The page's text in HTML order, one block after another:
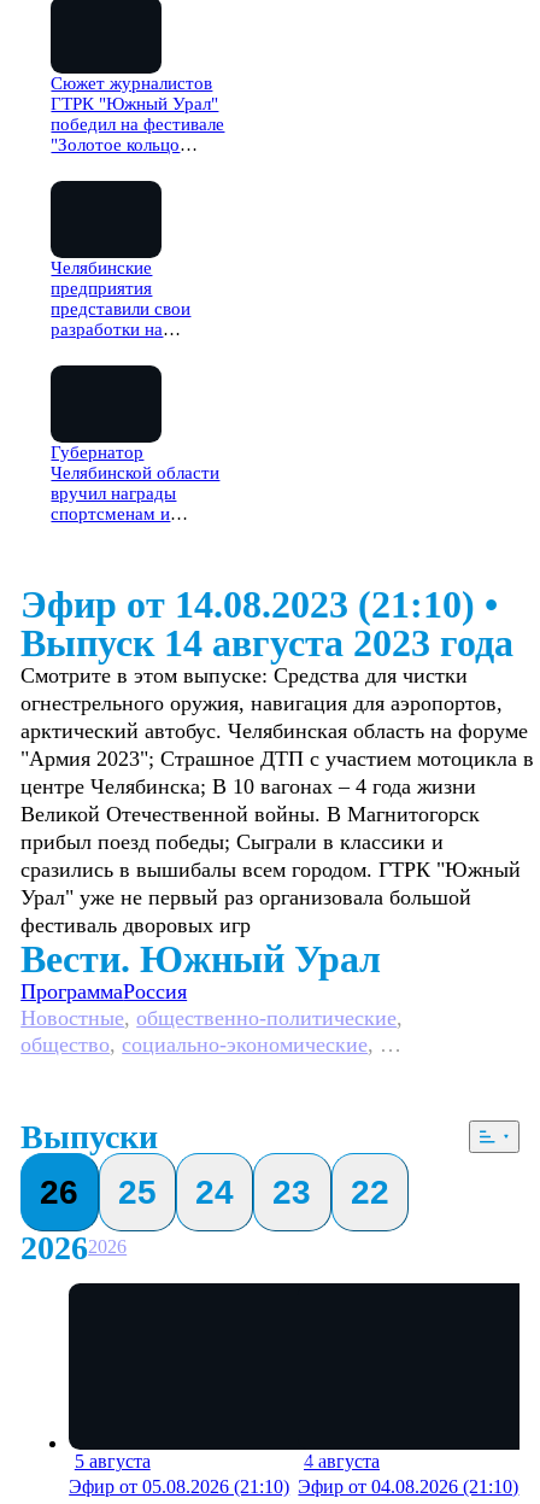
Сюжет журналистов
ГТРК "Южный Урал"
победил на фестивале
"Золотое кольцо
Челябинские
предприятия
представили свои
разработки на
"Армия-2023"
Губернатор
Челябинской области
вручил награды
спортсменам и
Эфир от 14.08.2023 (21:10) •
Выпуск 14 августа 2023 года
Смотрите в этом выпуске: Средства для чистки
огнестрельного оружия, навигация для аэропортов,
арктический автобус. Челябинская область на форуме
"Армия 2023"; Страшное ДТП с участием мотоцикла в
центре Челябинска; В 10 вагонах – 4 года жизни
Великой Отечественной войны. В Магнитогорск
прибыл поезд победы; Сыграли в классики и
сразились в вышибалы всем городом. ГТРК "Южный
Урал" уже не первый раз организовала большой
фестиваль дворовых игр
Вести. Южный Урал
ПрограммаРоссия
Новостные,общественно-политические,
общество,социально-экономические,
Выпуски
26
25 24 23
22
20262026
5 августа
20 мин
Эфир от 05.08.2026 (21:10)
4 августа
Эфир от 04.08.2026 (21:10)